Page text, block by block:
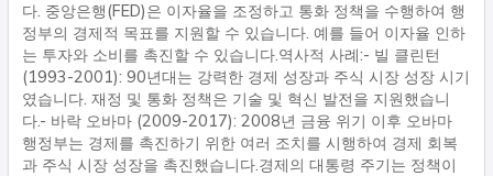
다. 중앙은행(FED)은 이자율을 조정하고 통화 정책을 수행하여 행
정부의 경제적 목표를 지원할 수 있습니다. 예를 들어 이자율 인하
는 투자와 소비를 촉진할 수 있습니다.역사적 사례:- 빌 클린턴
(1993-2001): 90년대는 강력한 경제 성장과 주식 시장 성장 시기
였습니다. 재정 및 통화 정책은 기술 및 혁신 발전을 지원했습니
다.- 바락 오바마 (2009-2017): 2008년 금융 위기 이후 오바마
행정부는 경제를 촉진하기 위한 여러 조치를 시행하여 경제 회복
과 주식 시장 성장을 촉진했습니다.경제의 대통령 주기는 정책이